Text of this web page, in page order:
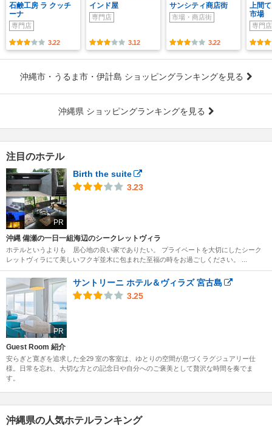
石鹸工房 ラ クッチ
ーナ
専門店
3.22
インド屋
専門店
3.12
サンシティ商店街
市場・商店街
3.22
上間
市場
専門店
沖縄市・うるま市・伊計島 ショッピングランキングを見る
沖縄県 ショッピングランキングを見る
注目のホテル
PR
Birth the suite
3.23
沖縄 備瀬の一日一組海辺のシークレットヴィラ
ホテルというよりも 居心地の良い家でありたい。 プライベートを大切にしたシーク
レットヴィラにて美しいフクギ並木に包まれた至福の時をお過ごしください。 ...
PR
サントリーニ ホテル＆ヴィラズ 宮古島
3.25
Guest Room 紹介
安らぎと寛ぎを追求した全29 室の客室は、ゆとりの空間が息づくラグジュアリー仕
様。日常を忘れ、大切な方との記念日や自分へのご褒美として贅沢な時間を奏でま
す。
沖縄県の人気ホテルランキング